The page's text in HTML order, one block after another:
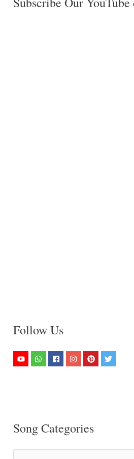
Follow Us
Song Categories